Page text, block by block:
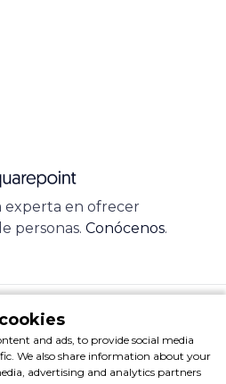
and ads, to provide social media
We also share information about your
advertising and analytics partners
experta en ofrecer
personas. Conócenos.
derechos reservados.